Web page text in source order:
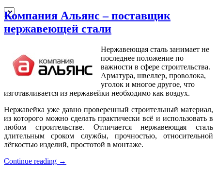
Компания Альянс – поставщик
нержавеющей стали
Нержавеющая сталь занимает не
последнее положение по
важности в сфере строительства.
Арматура, швеллер, проволока,
уголок и многое другое, что
изготавливается из нержавейки необходимо как воздух.
Нержавейка уже давно проверенный строительный материал,
из которого можно сделать практически всё и использовать в
любом строительстве. Отличается нержавеющая сталь
длительным сроком службы, прочностью, относительной
лёгкостью изделий, простотой в монтаже.
Continue reading Компания
→